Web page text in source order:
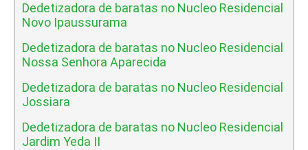
Dedetizadora de baratas no Nucleo Residencial
Novo Ipaussurama
Dedetizadora de baratas no Nucleo Residencial
Nossa Senhora Aparecida
Dedetizadora de baratas no Nucleo Residencial
Jossiara
Dedetizadora de baratas no Nucleo Residencial
Jardim Yeda II